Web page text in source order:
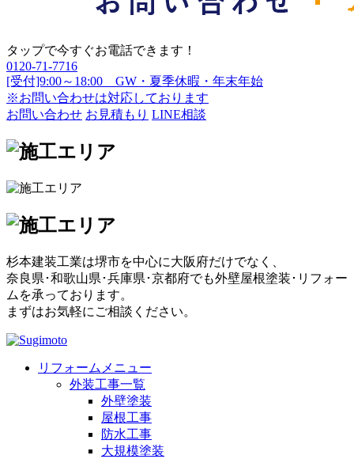
タップで今すぐお電話できます！
0120-71-7716
[受付]9:00～18:00 GW・夏季休暇・年末年始
※お問い合わせは対応しております
お問い合わせ お見積もり LINE相談
杉本建装工業は堺市を中心に大阪府だけでなく、
奈良県･和歌山県･兵庫県･京都府でも外壁屋根塗装･リフォー
ムを承っております。
まずはお気軽にご相談ください。
リフォームメニュー
外装工事一覧
外壁塗装
屋根工事
防水工事
大規模塗装